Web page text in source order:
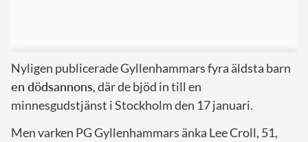
Nyligen publicerade Gyllenhammars fyra äldsta barn
en dödsannons, där de bjöd in till en
minnesgudstjänst i Stockholm den 17 januari.
Men varken PG Gyllenhammars änka Lee Croll, 51,